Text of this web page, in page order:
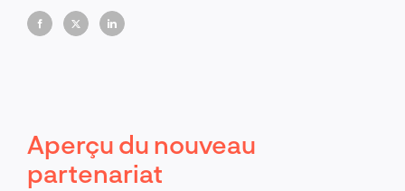
d'introduction en bourse.
Aperçu du nouveau
partenariat